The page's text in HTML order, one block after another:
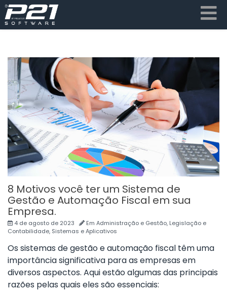
8 Motivos você ter um Sistema de
Gestão e Automação Fiscal em sua
Empresa.
4 de agosto de 2023 Em Administração e Gestão, Legislação e
Contabilidade, Sistemas e Aplicativos
Os sistemas de gestão e automação fiscal têm uma
importância significativa para as empresas em
diversos aspectos. Aqui estão algumas das principais
razões pelas quais eles são essenciais: